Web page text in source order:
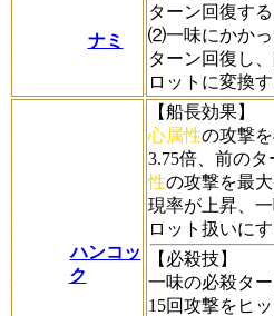
ナミ
ターン回復する
⑵一味にかかっ
ターン回復し
ロットに変換
ハンコッ
ク
【船長効果】
心属性の攻撃を
3.75倍、前の
性の攻撃を最大
現率が上昇、
ロット扱いに
【必殺技】
一味の必殺タ
15回攻撃をヒ